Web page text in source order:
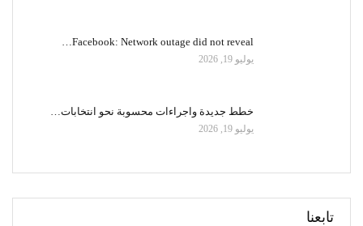
Facebook: Network outage did not reveal…
يوليو 19, 2026
خطط جديدة واجراءات محسوبة نحو انتخابات…
يوليو 19, 2026
تابعنا